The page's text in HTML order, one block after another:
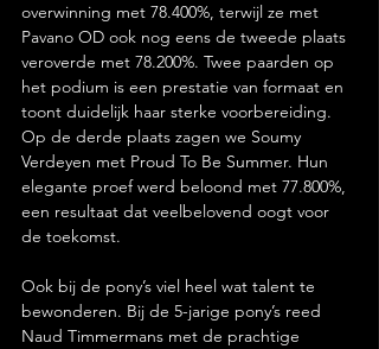
overwinning met 78.400%, terwijl ze met
Pavano OD ook nog eens de tweede plaats
veroverde met 78.200%. Twee paarden op
het podium is een prestatie van formaat en
toont duidelijk haar sterke voorbereiding.
Op de derde plaats zagen we Soumy
Verdeyen met Proud To Be Summer. Hun
elegante proef werd beloond met 77.800%,
een resultaat dat veelbelovend oogt voor
de toekomst.
Ook bij de pony’s viel heel wat talent te
bewonderen. Bij de 5-jarige pony’s reed
Naud Timmermans met de prachtige